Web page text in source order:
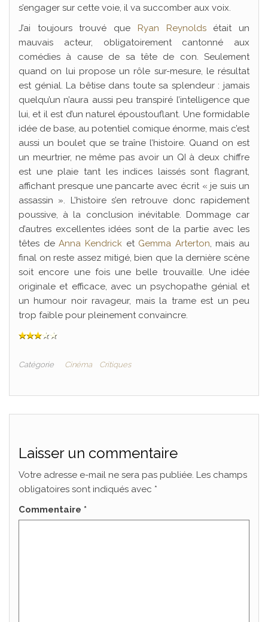
s’engager sur cette voie, il va succomber aux voix.
J’ai toujours trouvé que Ryan Reynoldsétait un
mauvais acteur, obligatoirement cantonné aux
comédies à cause de sa tête de con. Seulement
quand on lui propose un rôle sur-mesure, le résultat
est génial. La bêtise dans toute sa splendeur : jamais
quelqu’un n’aura aussi peu transpiré l’intelligence que
lui, et il est d’un naturel époustouflant. Une formidable
idée de base, au potentiel comique énorme, mais c’est
aussi un boulet que se traîne l’histoire. Quand on est
un meurtrier, ne même pas avoir un QI à deux chiffre
est une plaie tant les indices laissés sont flagrant,
affichant presque une pancarte avec écrit « je suis un
assassin ». L’histoire s’en retrouve donc rapidement
poussive, à la conclusion inévitable. Dommage car
d’autres excellentes idées sont de la partie avec les
têtes deAnna Kendricket Gemma Arterton, mais au
final on reste assez mitigé, bien que la dernière scène
soit encore une fois une belle trouvaille. Une idée
originale et efficace, avec un psychopathe génial et
un humour noir ravageur, mais la trame est un peu
trop faible pour pleinement convaincre.
Catégorie Cinéma Critiques
Laisser un commentaire
Votre adresse e-mail ne sera pas publiée. Les champs
obligatoires sont indiqués avec *
Commentaire *